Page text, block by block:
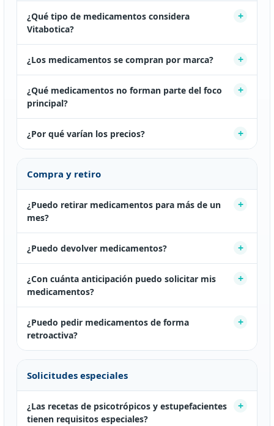
¿Qué tipo de medicamentos considera
Vitabotica?
¿Los medicamentos se compran por marca?
¿Qué medicamentos no forman parte del foco
principal?
¿Por qué varían los precios?
Compra y retiro
¿Puedo retirar medicamentos para más de un
mes?
¿Puedo devolver medicamentos?
¿Con cuánta anticipación puedo solicitar mis
medicamentos?
¿Puedo pedir medicamentos de forma
retroactiva?
Solicitudes especiales
¿Las recetas de psicotrópicos y estupefacientes
tienen requisitos especiales?